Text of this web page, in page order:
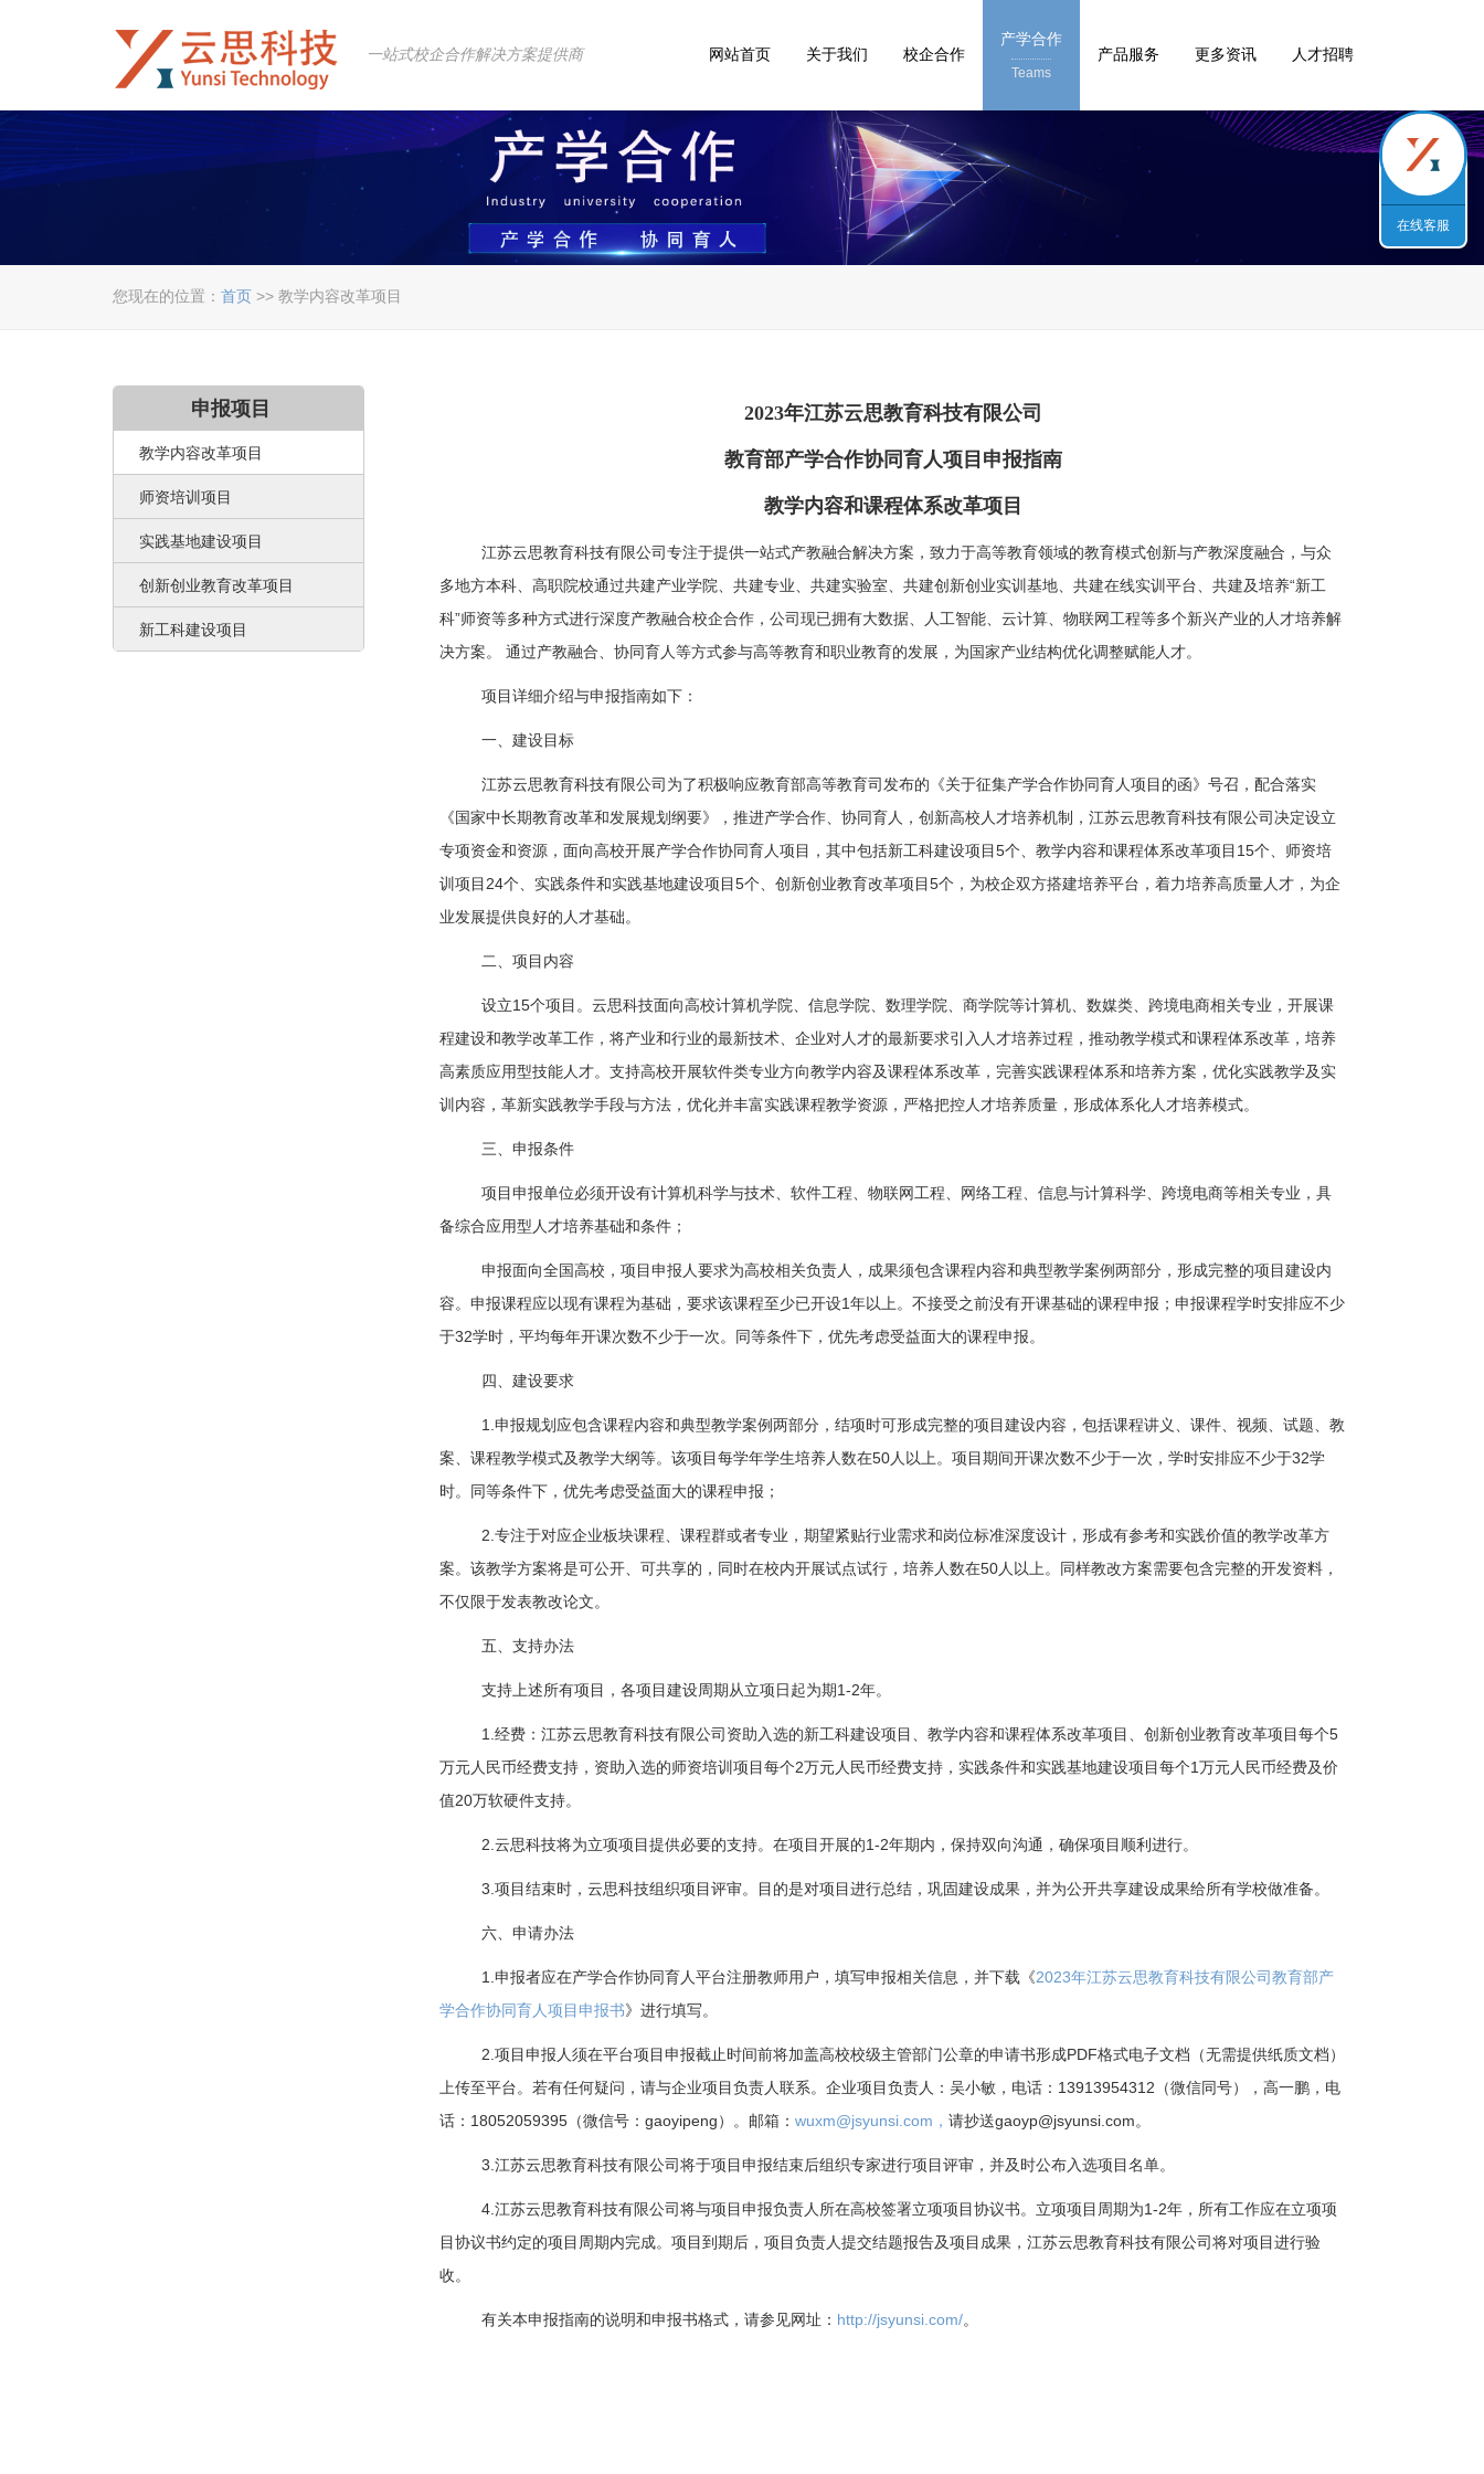
一站式校企合作解决方案提供商 网站首页 关于我们 校企合作
产学合作
Teams
产品服务 更多资讯 人才招聘
您现在的位置： 首页 >> 教学内容改革项目
2023年江苏云思教育科技有限公司
教育部产学合作协同育人项目申报指南
教学内容和课程体系改革项目
江苏云思教育科技有限公司专注于提供一站式产教融合解决方案，致力于高等教育领域的教育模式创新与产教深度融合，与众
多地方本科、高职院校通过共建产业学院、共建专业、共建实验室、共建创新创业实训基地、共建在线实训平台、共建及培养“新工
科”师资等多种方式进行深度产教融合校企合作，公司现已拥有大数据、人工智能、云计算、物联网工程等多个新兴产业的人才培养解
决方案。 通过产教融合、协同育人等方式参与高等教育和职业教育的发展，为国家产业结构优化调整赋能人才。
项目详细介绍与申报指南如下：
一、建设目标
江苏云思教育科技有限公司为了积极响应教育部高等教育司发布的《关于征集产学合作协同育人项目的函》号召，配合落实
《国家中长期教育改革和发展规划纲要》，推进产学合作、协同育人，创新高校人才培养机制，江苏云思教育科技有限公司决定设立
专项资金和资源，面向高校开展产学合作协同育人项目，其中包括新工科建设项目5个、教学内容和课程体系改革项目 15个、师资培
训项目 24个、实践条件和实践基地建设项目5个、创新创业教育改革项目5个，为校企双方搭建培养平台，着力培养高质量人才，为企
业发展提供良好的人才基础。
二、项目内容
设立15个项目。云思科技面向高校计算机学院、信息学院、数理学院、商学院等计算机、数媒类、跨境电商相关专业，开展课
程建设和教学改革工作，将产业和行业的最新技术、企业对人才的最新要求引入人才培养过程，推动教学模式和课程体系改革，培养
高素质应用型技能人才。支持高校开展软件类专业方向教学内容及课程体系改革，完善实践课程体系和培养方案，优化实践教学及实
训内容，革新实践教学手段与方法，优化并丰富实践课程教学资源，严格把控人才培养质量，形成体系化人才培养模式。
三、申报条件
项目申报单位必须开设有计算机科学与技术、软件工程、物联网工程、网络工程、信息与计算科学、跨境电商等相关专业，具
备综合应用型人才培养基础和条件；
申报面向全国高校，项目申报人要求为高校相关负责人，成果须包含课程内容和典型教学案例两部分，形成完整的项目建设内
容。申报课程应以现有课程为基础，要求该课程至少已开设1年以上。不接受之前没有开课基础的课程申报；申报课程学时安排应不少
于32学时，平均每年开课次数不少于一次。同等条件下，优先考虑受益面大的课程申报。
四、建设要求
1.申报规划应包含课程内容和典型教学案例两部分，结项时可形成完整的项目建设内容，包括课程讲义、课件、视频、试题、教
案、课程教学模式及教学大纲等。该项目每学年学生培养人数在50人以上。项目期间开课次数不少于一次，学时安排应不少于32学
时。同等条件下，优先考虑受益面大的课程申报；
2.专注于对应企业板块课程、课程群或者专业，期望紧贴行业需求和岗位标准深度设计，形成有参考和实践价值的教学改革方
案。该教学方案将是可公开、可共享的，同时在校内开展试点试行，培养人数在50人以上。同样教改方案需要包含完整的开发资料，
不仅限于发表教改论文。
五、支持办法
支持上述所有项目，各项目建设周期从立项日起为期1-2年。
1.经费：江苏云思教育科技有限公司资助入选的新工科建设项目、教学内容和课程体系改革项目、创新创业教育改革项目每个5
万元人民币经费支持，资助入选的师资培训项目每个2万元人民币经费支持，实践条件和实践基地建设项目每个1万元人民币经费及价
值20万软硬件支持。
2.云思科技将为立项项目提供必要的支持。在项目开展的1-2年期内，保持双向沟通，确保项目顺利进行。
3.项目结束时，云思科技组织项目评审。目的是对项目进行总结，巩固建设成果，并为公开共享建设成果给所有学校做准备。
六、申请办法
1.申报者应在产学合作协同育人平台注册教师用户，填写申报相关信息，并下载《2023年江苏云思教育科技有限公司教育部产
学合作协同育人项目申报书》进行填写。
2.项目申报人须在平台项目申报截止时间前将加盖高校校级主管部门公章的申请书形成PDF格式电子文档（无需提供纸质文档）
上传至平台。若有任何疑问，请与企业项目负责人联系。企业项目负责人：吴小敏，电话：13913954312（微信同号），高一鹏，电
话： 18052059395 （微信号：gaoyipeng）。邮箱：wuxm@jsyunsi.com ，请抄送gaoyp@jsyunsi.com。
3.江苏云思教育科技有限公司将于项目申报结束后组织专家进行项目评审，并及时公布入选项目名单。
4.江苏云思教育科技有限公司将与项目申报负责人所在高校签署立项项目协议书。立项项目周期为1-2年，所有工作应在立项项
目协议书约定的项目周期内完成。项目到期后，项目负责人提交结题报告及项目成果，江苏云思教育科技有限公司将对项目进行验
收。
有关本申报指南的说明和申报书格式，请参见网址： http://jsyunsi.com/。
申报项目
教学内容改革项目
师资培训项目
实践基地建设项目
创新创业教育改革项目
新工科建设项目
在线客服